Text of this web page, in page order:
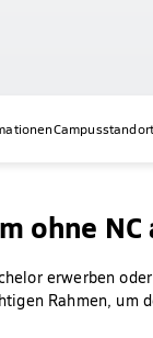
ohne
erwerben
Rahmen,